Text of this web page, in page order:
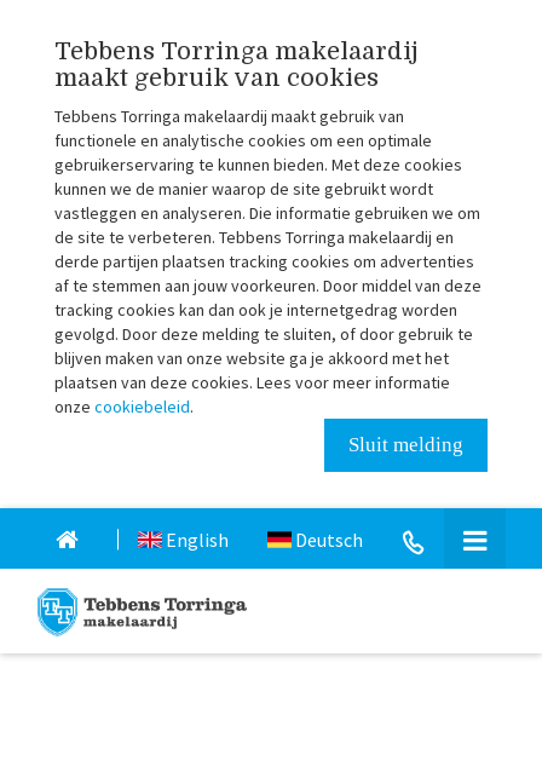
Tebbens Torringa makelaardij
maakt gebruik van cookies
Tebbens Torringa makelaardij maakt gebruik van
functionele en analytische cookies om een optimale
gebruikerservaring te kunnen bieden. Met deze cookies
kunnen we de manier waarop de site gebruikt wordt
vastleggen en analyseren. Die informatie gebruiken we om
de site te verbeteren. Tebbens Torringa makelaardij en
derde partijen plaatsen tracking cookies om advertenties
af te stemmen aan jouw voorkeuren. Door middel van deze
tracking cookies kan dan ook je internetgedrag worden
gevolgd. Door deze melding te sluiten, of door gebruik te
blijven maken van onze website ga je akkoord met het
plaatsen van deze cookies. Lees voor meer informatie
onze cookiebeleid.
Sluit melding
English Deutsch